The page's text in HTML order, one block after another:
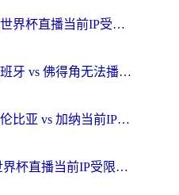
在海外看咪咕视频世界杯直播当前IP受限制？这篇指南帮你搞定所有体育赛事观看难题
在国外看世界杯西班牙 vs 佛得角无法播放？这篇指南帮你解锁所有中文体育直播
在海外看世界杯哥伦比亚 vs 加纳当前IP受限制？这篇指南帮你流畅看中文解说赛事
在越南看CCTV5世界杯直播当前IP受限制？海外党体育观赛终极指南来了